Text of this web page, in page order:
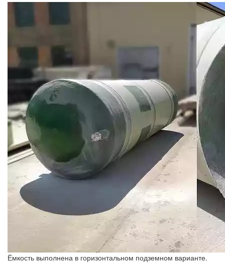
Ёмкость выполнена в горизонтальном подземном варианте.